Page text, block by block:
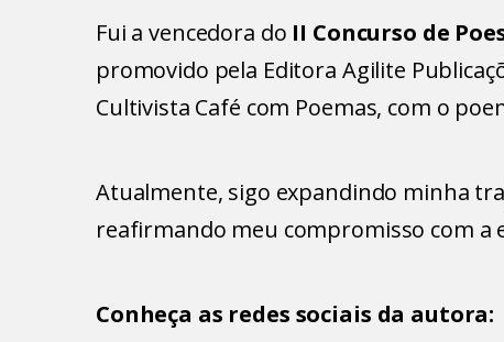
Fui a vencedora do II Concurso de
promovido pela Editora Agilite
Cultivista Café com Poemas, com o
Atualmente, sigo expandindo minha
reafirmando meu compromisso com a
Conheça as redes sociais da autora: